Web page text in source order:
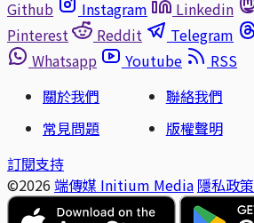
Github
Instagram Linkedin
Pinterest
Reddit Telegram
Whatsapp
Youtube
RSS
關於我們
聯絡我們
常見問題
版權聲明
訂閱支持
©2026 端傳媒 Initium Media 隱私政策